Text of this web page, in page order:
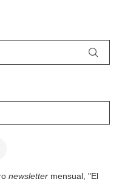
newsletter mensual, "El